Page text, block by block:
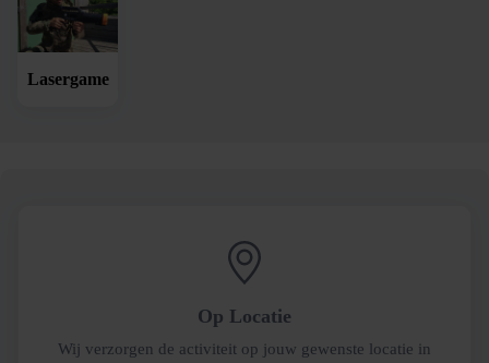
Lasergame
Op Locatie
Wij verzorgen de activiteit op jouw gewenste locatie in